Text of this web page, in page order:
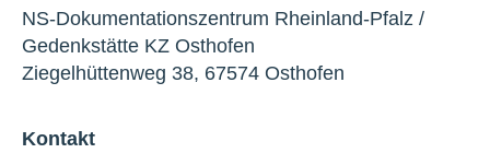
NS-Dokumentationszentrum Rheinland-Pfalz /
Gedenkstätte KZ Osthofen
Ziegelhüttenweg 38, 67574 Osthofen
Kontakt